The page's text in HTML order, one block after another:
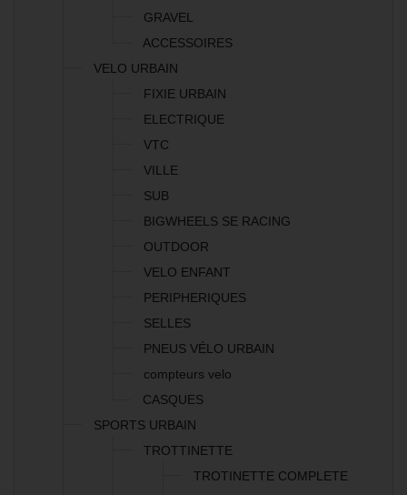
GRAVEL
ACCESSOIRES
VELO URBAIN
FIXIE URBAIN
ELECTRIQUE
VTC
VILLE
SUB
BIGWHEELS SE RACING
OUTDOOR
VELO ENFANT
PERIPHERIQUES
SELLES
PNEUS VÉLO URBAIN
compteurs velo
CASQUES
SPORTS URBAIN
TROTTINETTE
TROTINETTE COMPLETE